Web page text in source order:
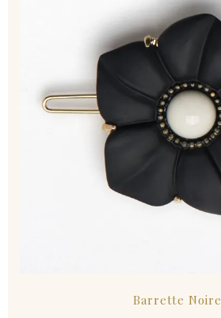
Barrette Noire